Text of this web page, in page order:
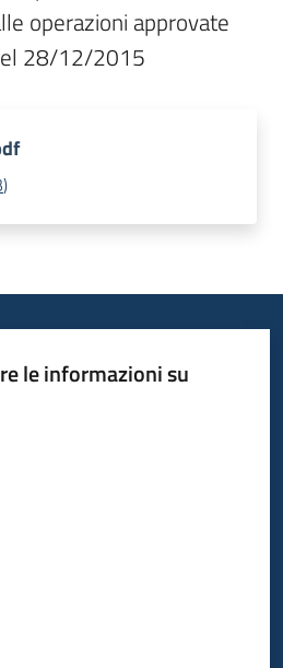
operazioni approvate
28/12/2015
)
le informazioni su